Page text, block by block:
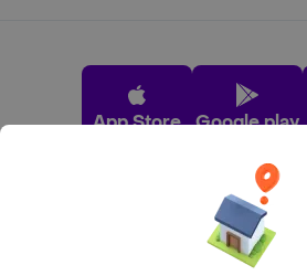
App Store Google play
Pide tu comida favorita cerca de ti